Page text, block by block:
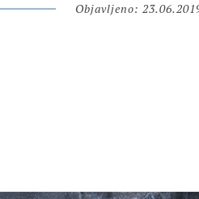
Objavljeno: